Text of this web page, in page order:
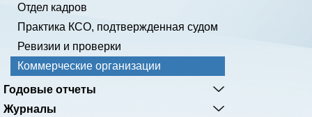
Отдел кадров
Практика КСО, подтвержденная судом
Ревизии и проверки
Коммерческие организации
Годовые отчеты
Журналы